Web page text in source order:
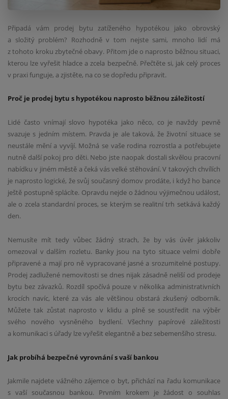
Připadá vám prodej bytu zatíženého hypotékou jako obrovský
a složitý problém? Rozhodně v tom nejste sami, mnoho lidí má
z tohoto kroku zbytečné obavy. Přitom jde o naprosto běžnou situaci,
kterou lze vyřešit hladce a zcela bezpečně. Přečtěte si, jak celý proces
v praxi funguje, a zjistěte, na co se dopředu připravit.
Proč je prodej bytu s hypotékou naprosto běžnou záležitostí
Lidé často vnímají slovo hypotéka jako něco, co je navždy pevně
svazuje s jedním místem. Pravda je ale taková, že životní situace se
neustále mění a vyvíjí. Možná se vaše rodina rozrostla a potřebujete
nutně další pokoj pro děti. Nebo jste naopak dostali skvělou pracovní
nabídku v jiném městě a čeká vás velké stěhování. V takových chvílích
je naprosto logické, že svůj současný domov prodáte, i když ho bance
ještě postupně splácíte. Opravdu nejde o žádnou výjimečnou událost,
ale o zcela standardní proces, se kterým se realitní trh setkává každý
den.
Nemusíte mít tedy vůbec žádný strach, že by vás úvěr jakkoliv
omezoval v dalším rozletu. Banky jsou na tyto situace velmi dobře
připravené a mají pro ně vypracované jasné a srozumitelné postupy.
Prodej zadlužené nemovitosti se dnes nijak zásadně neliší od prodeje
bytu bez závazků. Rozdíl spočívá pouze v několika administrativních
krocích navíc, které za vás ale většinou obstará zkušený odborník.
Můžete tak zůstat naprosto v klidu a plně se soustředit na výběr
svého nového vysněného bydlení. Všechny papírové záležitosti
a komunikaci s úřady lze vyřešit elegantně a bez sebemenšího stresu.
Jak probíhá bezpečné vyrovnání s vaší bankou
Jakmile najdete vážného zájemce o byt, přichází na řadu komunikace
s vaší současnou bankou. Prvním krokem je žádost o souhlas